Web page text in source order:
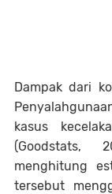
Dampak dari
kasus
(Goodstats,
menghitung
tersebut